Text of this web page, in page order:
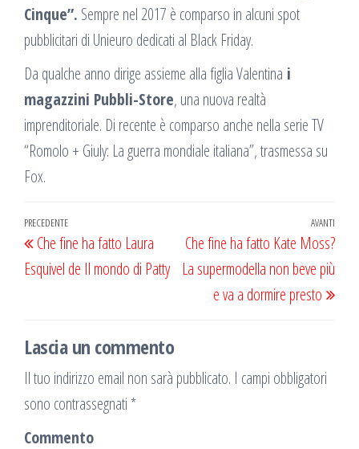
Cinque”. Sempre nel 2017 è comparso in alcuni spot
pubblicitari di Unieuro dedicati al Black Friday.
Da qualche anno dirige assieme alla figlia Valentina i
magazzini Pubbli-Store, una nuova realtà
imprenditoriale. Di recente è comparso anche nella serie TV
“Romolo + Giuly: La guerra mondiale italiana”, trasmessa su
Fox.
Navigazione
articoli
Articolo
precedente
PRECEDENTE
Che fine ha fatto Laura
Esquivel de Il mondo di Patty
AVANTI
Che fine ha fatto Kate Moss?
La supermodella non beve più
e va a dormire presto
Lascia un commento
Il tuo indirizzo email non sarà pubblicato. I campi obbligatori
sono contrassegnati *
Commento